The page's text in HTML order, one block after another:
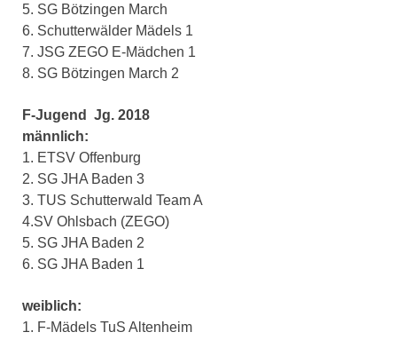
5. SG Bötzingen March
6. Schutterwälder Mädels 1
7. JSG ZEGO E-Mädchen 1
8. SG Bötzingen March 2
F-Jugend Jg. 2018
männlich:
1. ETSV Offenburg
2. SG JHA Baden 3
3. TUS Schutterwald Team A
4.SV Ohlsbach (ZEGO)
5. SG JHA Baden 2
6. SG JHA Baden 1
weiblich:
1. F-Mädels TuS Altenheim